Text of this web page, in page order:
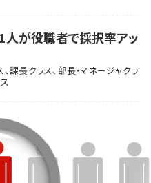
が役職者で採択率アッ
課長クラス、部長・マネージャクラ